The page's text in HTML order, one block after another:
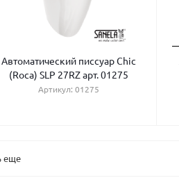
Автоматический писсуар Chic
(Roca) SLP 27RZ арт. 01275
Артикул: 01275
еще